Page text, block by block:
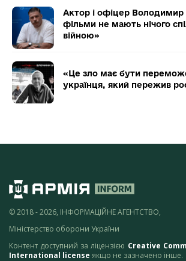
Актор і офіцер
фільми не мають нічого
війною»
«Це зло має бути
українця, який пережив
© 2018 - 2026, ІНФОРМАЦІЙНЕ АГЕНТСТВО,
Міністерство оборони України
Контент доступний за ліцензією Creative
International license якщо не зазначено інше.